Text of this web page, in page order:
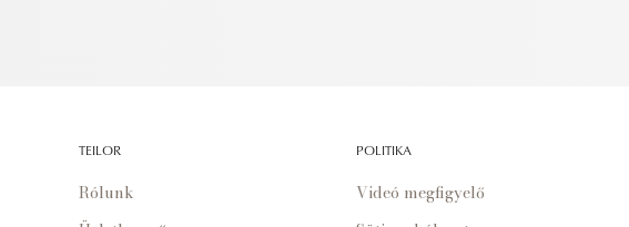
TEILOR
Rólunk
POLITIKA
Videó megfigyelő